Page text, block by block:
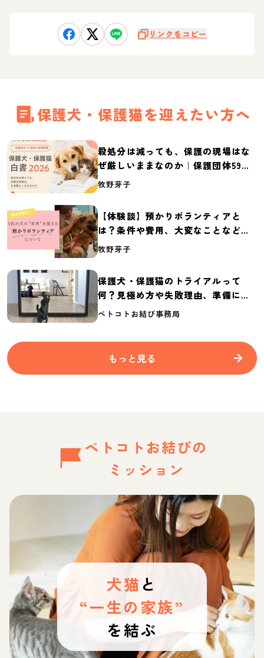
リンクをコピー
保護犬・保護猫を迎えたい方へ
殺処分は減っても、保護の現場はな
ぜ厳しいままなのか｜保護団体59団
体の実態調査【保護犬・保護猫白書
牧野芽子
【体験談】預かりボランティアと
は？条件や費用、大変なことなど紹
介
牧野芽子
保護犬・保護猫のトライアルって
何？見極め方や失敗理由、準備に必
要なものを紹介
ペトコトお結び事務局
もっと見る
ペトコトお結びの
ミッション
犬猫 と
“一生の家族”
を結ぶ